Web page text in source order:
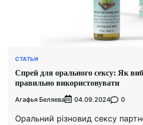
СТАТЬИ
Спрей для орального сексу: Як
правильно використовувати
Агафья Беляева 04.09.2024 0
Оральний різновид сексу